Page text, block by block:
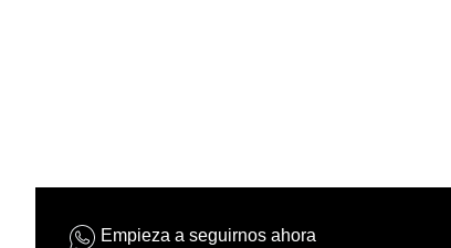
Empieza a seguirnos ahora